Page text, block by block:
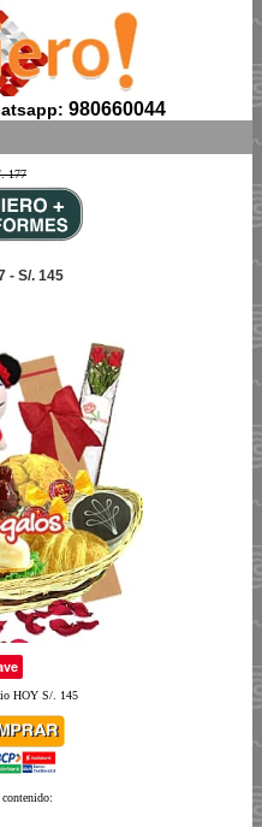
980660044
177
- S/. 145
HOY S/. 145